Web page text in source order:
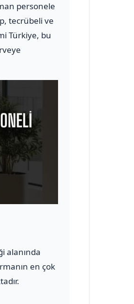
personele
tecrübeli ve
Türkiye, bu
alanında
en çok